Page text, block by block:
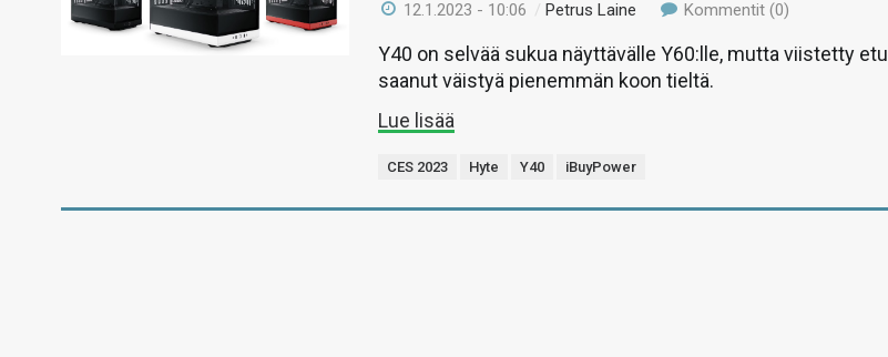
12.1.2023 - 10:06 /Petrus Laine Kommentit (0)
Y40 on selvää sukua näyttävälle Y60:lle, mutta viistetty
saanut väistyä pienemmän koon tieltä.
Lue lisää
CES 2023 Hyte Y40 iBuyPower